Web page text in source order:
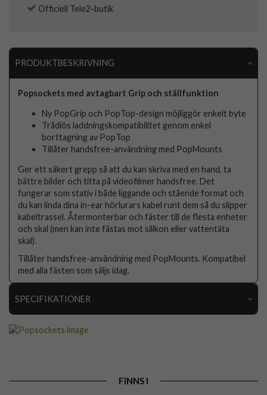
Officiell Tele2-butik
PRODUKTBESKRIVNING
Popsockets med avtagbart Grip och ställfunktion
Ny PopGrip och PopTop-design möjliggör enkelt byte
Trådlös laddningskompatibilitet genom enkel
borttagning av PopTop
Tillåter handsfree-användning med PopMounts
Ger ett säkert grepp så att du kan skriva med en hand, ta
bättre bilder och titta på videofilmer handsfree. Det
fungerar som stativ i både liggande och stående format och
du kan linda dina in-ear hörlurars kabel runt dem så du slipper
kabeltrassel. Återmonterbar och fäster till de flesta enheter
och skal (men kan inte fästas mot silikon eller vattentäta
skal).
Tillåter handsfree-användning med PopMounts. Kompatibel
med alla fästen som säljs idag.
SPECIFIKATIONER
FINNS I